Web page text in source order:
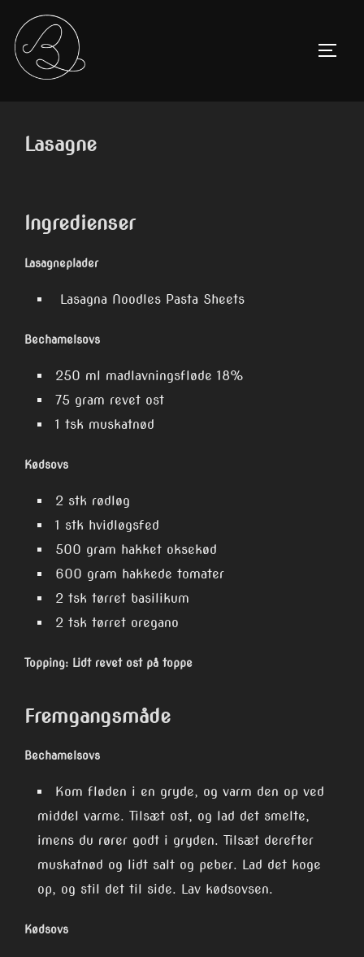
content
indhold
Lasagne
Ingredienser
Lasagneplader
Lasagna Noodles Pasta Sheets
Bechamelsovs
250 ml madlavningsfløde 18%
75 gram revet ost
1 tsk muskatnød
Kødsovs
2 stk rødløg
1 stk hvidløgsfed
500 gram hakket oksekød
600 gram hakkede tomater
2 tsk tørret basilikum
2 tsk tørret oregano
Topping: Lidt revet ost på toppe
Fremgangsmåde
Bechamelsovs
Kom fløden i en gryde, og varm den op ved
middel varme. Tilsæt ost, og lad det smelte,
imens du rører godt i gryden. Tilsæt derefter
muskatnød og lidt salt og peber. Lad det koge
op, og stil det til side. Lav kødsovsen.
Kødsovs